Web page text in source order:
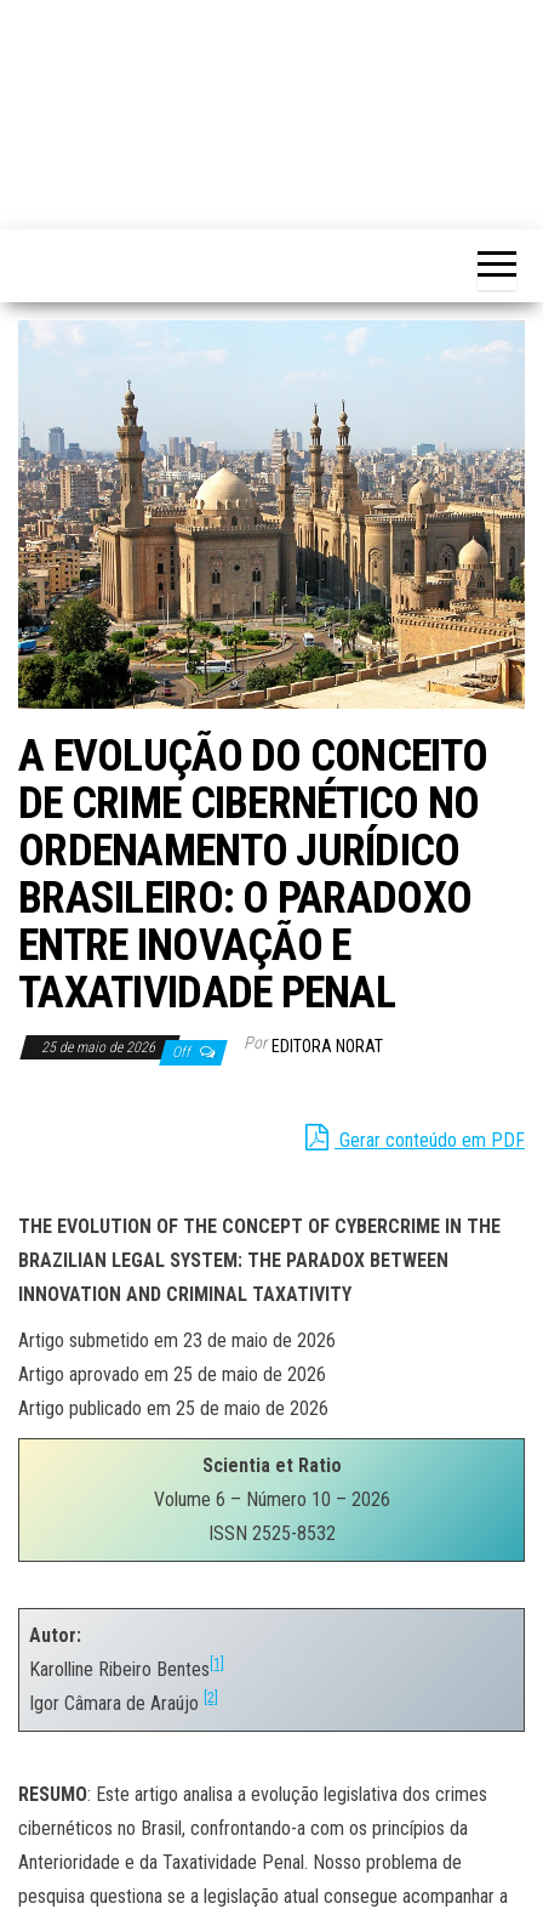
A EVOLUÇÃO DO CONCEITO
DE CRIME CIBERNÉTICO NO
ORDENAMENTO JURÍDICO
BRASILEIRO: O PARADOXO
ENTRE INOVAÇÃO E
TAXATIVIDADE PENAL
25 de maio de 2026 Off Por EDITORA NORAT
Gerar conteúdo em PDF
THE EVOLUTION OF THE CONCEPT OF CYBERCRIME IN THE
BRAZILIAN LEGAL SYSTEM: THE PARADOX BETWEEN
INNOVATION AND CRIMINAL TAXATIVITY
Artigo submetido em 23 de maio de 2026
Artigo aprovado em 25 de maio de 2026
Artigo publicado em 25 de maio de 2026
Scientia et Ratio
Volume 6 – Número 10 – 2026
ISSN 2525-8532
Autor:
Karolline Ribeiro Bentes [1]
Igor Câmara de Araújo [2]
RESUMO: Este artigo analisa a evolução legislativa dos crimes
cibernéticos no Brasil, confrontando-a com os princípios da
Anterioridade e da Taxatividade Penal. Nosso problema de
pesquisa questiona se a legislação atual consegue acompanhar a